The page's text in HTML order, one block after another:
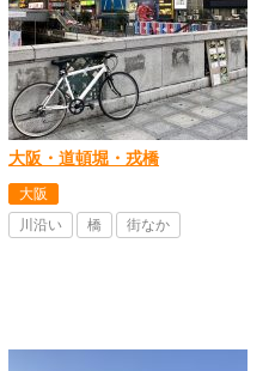
大阪・道頓堀・戎橋
大阪
川沿い
橋 街なか